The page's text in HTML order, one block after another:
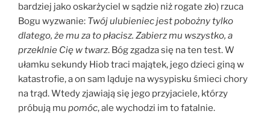
bardziej jako oskarżyciel w sądzie niż rogate zło) rzuca
Bogu wyzwanie: Twój ulubieniec jest pobożny tylko
dlatego, że mu za to płacisz. Zabierz mu wszystko, a
przeklnie Cię w twarz. Bóg zgadza się na ten test. W
ułamku sekundy Hiob traci majątek, jego dzieci giną w
katastrofie, a on sam ląduje na wysypisku śmieci chory
na trąd. Wtedy zjawiają się jego przyjaciele, którzy
próbują mu pomóc, ale wychodzi im to fatalnie.